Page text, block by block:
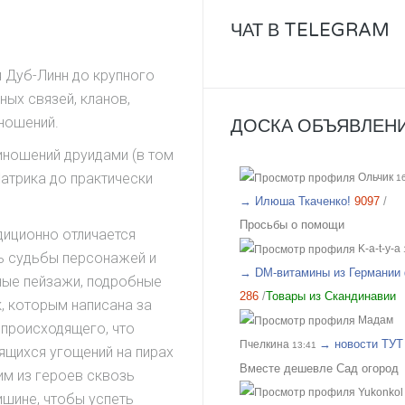
Дуб-Линн до крупного
связей, кланов,
друидами (в том
до практически
отличается
судьбы персонажей и
пейзажи, подробные
которым написана за
что
угощений на пирах
из героев сквозь
чтобы успеть
идет приятное охлаждение.
подарочек и что получилось
Отличный организатор, всегда
поможет с выбором!
ЧАТ В TELEGRAM
ДОСКА
Ольчик
→ Илюша Ткаченко! 9097 /
Просьбы о помощи
K-a-t-y-a
→ DM-витамины из
286 /Товары из Скандинавии
Мадам
Пчелкина 13:41 → новости ТУТ
Вместе дешевле Сад огород
Yukonkol